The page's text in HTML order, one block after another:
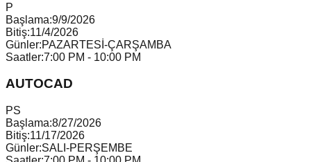
P
Başlama:9/9/2026
Bitiş:11/4/2026
Günler:PAZARTESİ-ÇARŞAMBA
Saatler:7:00 PM - 10:00 PM
AUTOCAD
PS
Başlama:8/27/2026
Bitiş:11/17/2026
Günler:SALI-PERŞEMBE